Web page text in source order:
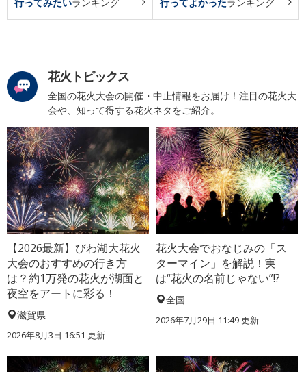
花火トピックス
全国の花火大会の開催・中止情報をお届け！注目の花火大
会や、知って得する花火ネタをご紹介。
【2026最新】びわ湖大花火
大会のおすすめの行き方
は？約1万発の花火が湖面と
夜空をアートに彩る！
滋賀県
2026年8月3日 16:51 更新
花火大会でおなじみの「ス
ターマイン」を解説！実
は“花火の名前じゃない”!?
全国
2026年7月29日 11:49 更新